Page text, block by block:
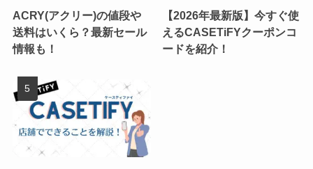
ACRY(アクリー)の値段や
送料はいくら？最新セール
情報も！
【2026年最新版】今すぐ使
えるCASETiFYクーポンコ
ードを紹介！